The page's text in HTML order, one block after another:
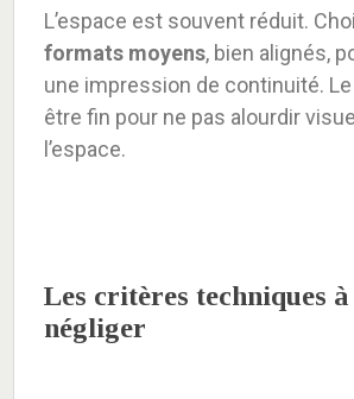
L’espace est souvent réduit.
formats moyens, bien alignés,
une impression de continuité.
être fin pour ne pas alourdir
l’espace.
Les critères techniques à
négliger